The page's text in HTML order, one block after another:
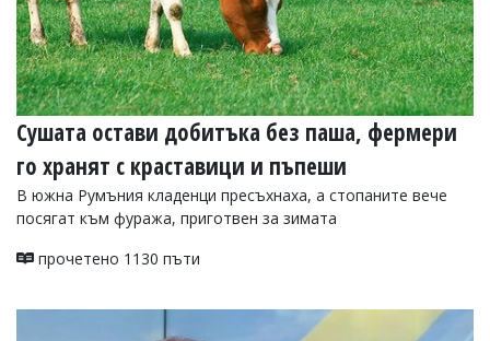
Сушата остави добитъка без паша, фермери
го хранят с краставици и пъпеши
В южна Румъния кладенци пресъхнаха, а стопаните вече
посягат към фуража, приготвен за зимата
прочетено 1130 пъти